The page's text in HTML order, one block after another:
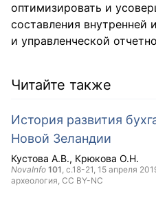
оптимизировать и
составления внутренней
и управленческой
Читайте также
История развития
Новой Зеландии
Кустова А.В. Крюкова О.Н.
NovaInfo 101, с.18-21, 15 апреля
археология, CC BY-NC